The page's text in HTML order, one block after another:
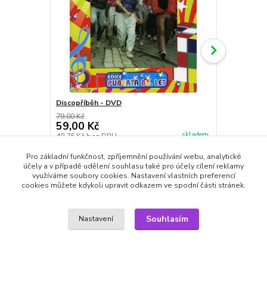
Discopříběh - DVD
79,00 Kč
59,00 Kč
48,76 Kčbez DPH skladem
Přidat do košíku
48,76 Kčbez
Zboží zařazeno v kategoriích
Pro základní funkčnost, zpříjemnění používání webu, analytické
účely a v případě udělení souhlasu také pro účely cílení reklamy
využíváme soubory cookies. Nastavení vlastních preferencí
cookies můžete kdykoli upravit odkazem ve spodní části stránek.
Nastavení Souhlasím